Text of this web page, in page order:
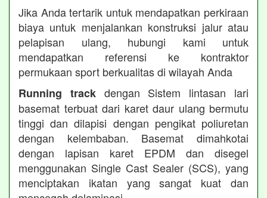
Jika Anda tertarik untuk mendapatkan perkiraan
biaya untuk menjalankan konstruksi jalur atau
pelapisan ulang, hubungi kami untuk
mendapatkan referensi ke kontraktor
permukaan sport berkualitas di wilayah Anda
Running trackdengan Sistem lintasan lari
basemat terbuat dari karet daur ulang bermutu
tinggi dan dilapisi dengan pengikat poliuretan
dengan kelembaban. Basemat dimahkotai
dengan lapisan karet EPDM dan disegel
menggunakan Single Cast Sealer (SCS), yang
menciptakan ikatan yang sangat kuat dan